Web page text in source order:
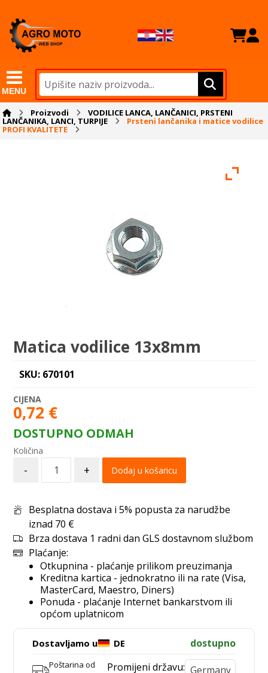
MENU
Proizvodi VODILICE LANCA, LANČANICI, PRSTENI
LANČANIKA, LANCI, TURPIJE Prsteni lančanika i matice vodilice
PROFI KVALITETE
Matica vodilice 13x8mm
SKU: 670101
0,72 €
DOSTUPNO ODMAH
- + Dodaj u košaricu
Besplatna dostava i 5% popusta za narudžbe
iznad 70 €
Brza dostava 1 radni dan GLS dostavnom službom
Plaćanje:
Otkupnina - plaćanje prilikom preuzimanja
Kreditna kartica - jednokratno ili na rate (Visa,
MasterCard, Maestro, Diners)
Ponuda - plaćanje Internet bankarstvom ili
općom uplatnicom
Dostavljamo u DE dostupno
Poštarina od
Promijeni državu: